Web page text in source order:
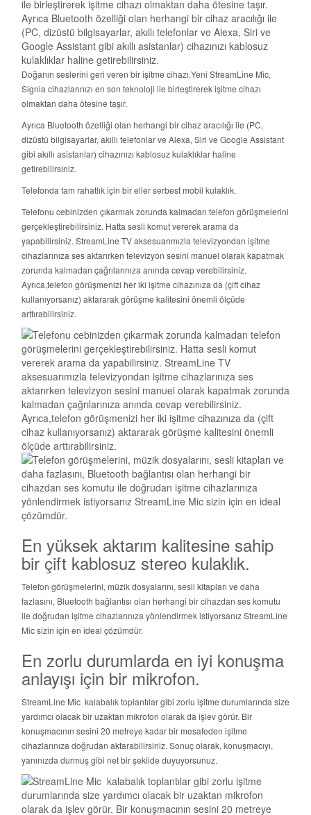
Doğanın seslerini geri veren bir işitme cihazı.Yeni StreamLine Mic,
Signia cihazlarınızı en son teknoloji ile birleştirerek işitme cihazı
olmaktan daha ötesine taşır.
Ayrıca Bluetooth özelliği olan herhangi bir cihaz aracılığı ile (PC,
dizüstü bilgisayarlar, akıllı telefonlar ve Alexa, Siri ve Google Assistant
gibi akıllı asistanlar) cihazınızı kablosuz kulaklıklar haline
getirebilirsiniz.
Telefonda tam rahatlık için bir eller serbest mobil kulaklık.
Telefonu cebinizden çıkarmak zorunda kalmadan telefon görüşmelerini
gerçekleştirebilirsiniz. Hatta sesli komut vererek arama da
yapabilirsiniz. StreamLine TV aksesuarımızla televizyondan işitme
cihazlarınıza ses aktarırken televizyon sesini manuel olarak kapatmak
zorunda kalmadan çağrılarınıza anında cevap verebilirsiniz.
Ayrıca,telefon görüşmenizi her iki işitme cihazınıza da (çift cihaz
kullanıyorsanız) aktararak görüşme kalitesini önemli ölçüde
arttırabilirsiniz.
En yüksek aktarım kalitesine sahip
bir çift kablosuz stereo kulaklık.
Telefon görüşmelerini, müzik dosyalarını, sesli kitapları ve daha
fazlasını, Bluetooth bağlantısı olan herhangi bir cihazdan ses komutu
ile doğrudan işitme cihazlarınıza yönlendirmek istiyorsanız StreamLine
Mic sizin için en ideal çözümdür.
En zorlu durumlarda en iyi konuşma
anlayışı için bir mikrofon.
StreamLine Mic kalabalık toplantılar gibi zorlu işitme durumlarında size
yardımcı olacak bir uzaktan mikrofon olarak da işlev görür. Bir
konuşmacının sesini 20 metreye kadar bir mesafeden işitme
cihazlarınıza doğrudan aktarabilirsiniz. Sonuç olarak, konuşmacıyı,
yanınızda durmuş gibi net bir şekilde duyuyorsunuz.